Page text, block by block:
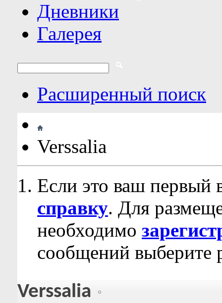
Дневники
Галерея
Расширенный поиск
Verssalia
Если это ваш первый
справку. Для
необходимо
сообщений выберите
Verssalia